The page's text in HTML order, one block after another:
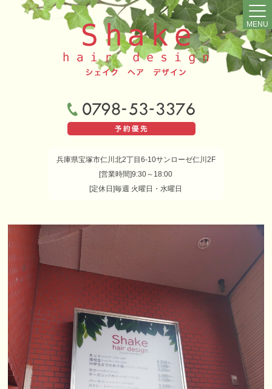
兵庫県宝塚市仁川北2丁目6-10サンローゼ仁川2F
[営業時間]9:30～18:00
[定休日]毎週 火曜日・水曜日
MENU